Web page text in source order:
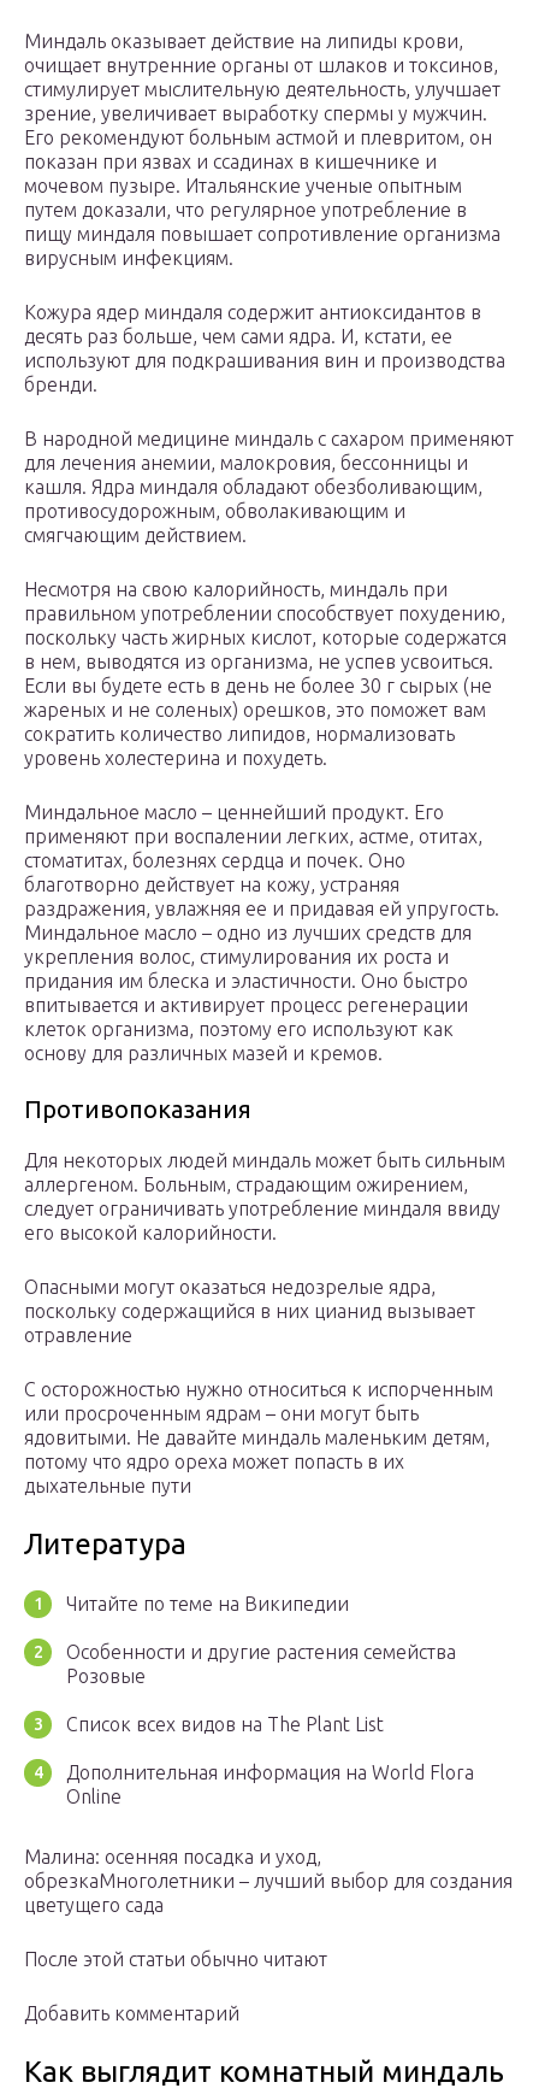
Миндаль оказывает действие на липиды крови,
очищает внутренние органы от шлаков и токсинов,
стимулирует мыслительную деятельность, улучшает
зрение, увеличивает выработку спермы у мужчин.
Его рекомендуют больным астмой и плевритом, он
показан при язвах и ссадинах в кишечнике и
мочевом пузыре. Итальянские ученые опытным
путем доказали, что регулярное употребление в
пищу миндаля повышает сопротивление организма
вирусным инфекциям.
Кожура ядер миндаля содержит антиоксидантов в
десять раз больше, чем сами ядра. И, кстати, ее
используют для подкрашивания вин и производства
бренди.
В народной медицине миндаль с сахаром применяют
для лечения анемии, малокровия, бессонницы и
кашля. Ядра миндаля обладают обезболивающим,
противосудорожным, обволакивающим и
смягчающим действием.
Несмотря на свою калорийность, миндаль при
правильном употреблении способствует похудению,
поскольку часть жирных кислот, которые содержатся
в нем, выводятся из организма, не успев усвоиться.
Если вы будете есть в день не более 30 г сырых (не
жареных и не соленых) орешков, это поможет вам
сократить количество липидов, нормализовать
уровень холестерина и похудеть.
Миндальное масло – ценнейший продукт. Его
применяют при воспалении легких, астме, отитах,
стоматитах, болезнях сердца и почек. Оно
благотворно действует на кожу, устраняя
раздражения, увлажняя ее и придавая ей упругость.
Миндальное масло – одно из лучших средств для
укрепления волос, стимулирования их роста и
придания им блеска и эластичности. Оно быстро
впитывается и активирует процесс регенерации
клеток организма, поэтому его используют как
основу для различных мазей и кремов.
Противопоказания
Для некоторых людей миндаль может быть сильным
аллергеном. Больным, страдающим ожирением,
следует ограничивать употребление миндаля ввиду
его высокой калорийности.
Опасными могут оказаться недозрелые ядра,
поскольку содержащийся в них цианид вызывает
отравление
С осторожностью нужно относиться к испорченным
или просроченным ядрам – они могут быть
ядовитыми. Не давайте миндаль маленьким детям,
потому что ядро ореха может попасть в их
дыхательные пути
Литература
Читайте по теме на Википедии
Особенности и другие растения семейства
Розовые
Список всех видов на The Plant List
Дополнительная информация на World Flora
Online
Малина: осенняя посадка и уход,
обрезкаМноголетники – лучший выбор для создания
цветущего сада
После этой статьи обычно читают
Добавить комментарий
Как выглядит комнатный миндаль